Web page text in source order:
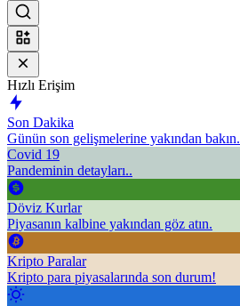
Hızlı Erişim
Son Dakika
Günün son gelişmelerine yakından bakın.
Covid 19
Pandeminin detayları..
Döviz Kurlar
Piyasanın kalbine yakından göz atın.
Kripto Paralar
Kripto para piyasalarında son durum!